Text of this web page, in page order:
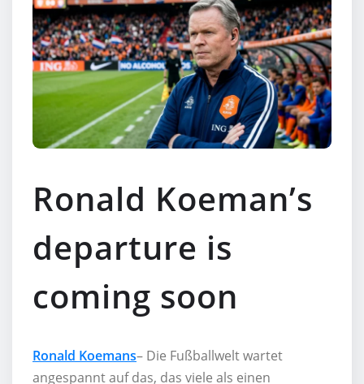
Ronald Koeman’s
departure is
coming soon
Ronald Koemans– Die Fußballwelt wartet
angespannt auf das, das viele als einen